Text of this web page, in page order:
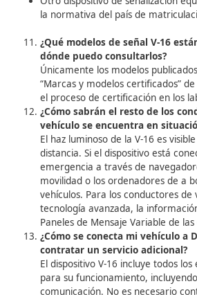
mientras circulen por
¿Qué normativa se
en España que circulen
Los vehículos matriculados
“circulación internacional”
utilizando la señal V-16
triángulos, siempre que el
la Convención de Ginebra
¿Qué define la “circulación
Según las Convenciones de
la circulación internacional
El paso de una frontera por
La circulación de un
distinto al que está
La propiedad del vehículo
o jurídica residente en otro